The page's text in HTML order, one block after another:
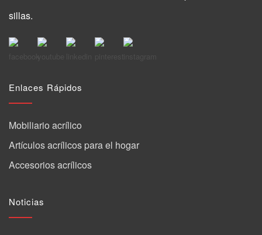
sillas.
Enlaces Rápidos
Mobiliario acrílico
Artículos acrílicos para el hogar
Accesorios acrílicos
Noticias